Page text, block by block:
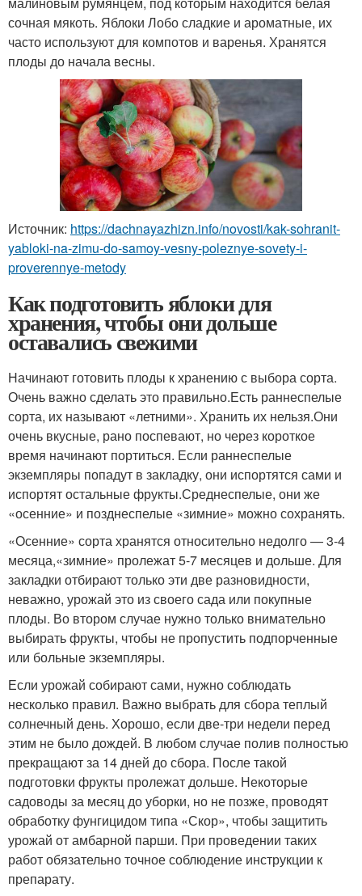
сочная мякоть. Яблоки Лобо сладкие и ароматные, их
часто используют для компотов и варенья. Хранятся
плоды до начала весны.
Источник: https://dachnayazhizn.info/novosti/kak-sohranit-
yabloki-na-zimu-do-samoy-vesny-poleznye-sovety-i-
proverennye-metody
Как подготовить яблоки для
хранения, чтобы они дольше
оставались свежими
Начинают готовить плоды к хранению с выбора сорта.
Очень важно сделать это правильно.Есть раннеспелые
сорта, их называют «летними». Хранить их нельзя.Они
очень вкусные, рано поспевают, но через короткое
время начинают портиться. Если раннеспелые
экземпляры попадут в закладку, они испортятся сами и
испортят остальные фрукты.Среднеспелые, они же
«осенние» и позднеспелые «зимние» можно сохранять.
«Осенние» сорта хранятся относительно недолго — 3-4
месяца,«зимние» пролежат 5-7 месяцев и дольше. Для
закладки отбирают только эти две разновидности,
неважно, урожай это из своего сада или покупные
плоды. Во втором случае нужно только внимательно
выбирать фрукты, чтобы не пропустить подпорченные
или больные экземпляры.
Если урожай собирают сами, нужно соблюдать
несколько правил. Важно выбрать для сбора теплый
солнечный день. Хорошо, если две-три недели перед
этим не было дождей. В любом случае полив полностью
прекращают за 14 дней до сбора. После такой
подготовки фрукты пролежат дольше. Некоторые
садоводы за месяц до уборки, но не позже, проводят
обработку фунгицидом типа «Скор», чтобы защитить
урожай от амбарной парши. При проведении таких
работ обязательно точное соблюдение инструкции к
препарату.